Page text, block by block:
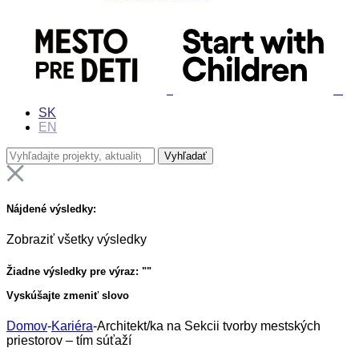
SK
EN
Nájdené výsledky:
Zobraziť všetky výsledky
Žiadne výsledky pre výraz: ""
Vyskúšajte zmeniť slovo
Domov-Kariéra-Architekt/ka na Sekcii tvorby mestských
priestorov – tím súťaží